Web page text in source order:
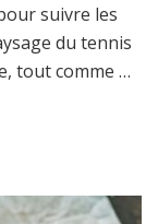
suivre les
du tennis
tout comme …